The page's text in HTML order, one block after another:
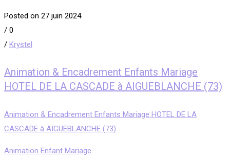
Posted on 27 juin 2024
/ 0
/ Krystel
Animation & Encadrement Enfants Mariage
HOTEL DE LA CASCADE à AIGUEBLANCHE (73)
Animation & Encadrement Enfants Mariage HOTEL DE LA
CASCADE à AIGUEBLANCHE (73)
Animation Enfant Mariage